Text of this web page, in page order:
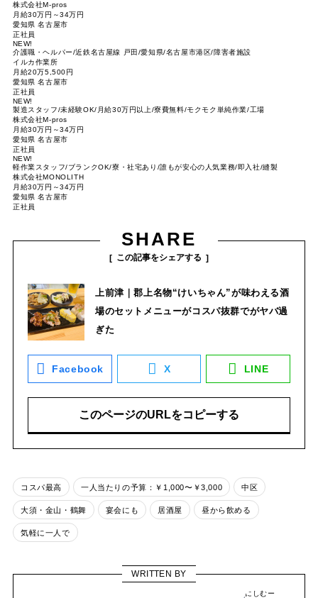
株式会社M-pros
月給30万円～34万円
愛知県 名古屋市
正社員
NEW!
介護職・ヘルパー/近鉄名古屋線 戸田/愛知県/名古屋市港区/障害者施設
イルカ作業所
月給20万5,500円
愛知県 名古屋市
正社員
NEW!
製造スタッフ/未経験OK/月給30万円以上/寮費無料/モクモク単純作業/工場
株式会社M-pros
月給30万円～34万円
愛知県 名古屋市
正社員
NEW!
軽作業スタッフ/ブランクOK/寮・社宅あり/誰もが安心の人気業務/即入社/縫製
株式会社MONOLITH
月給30万円～34万円
愛知県 名古屋市
正社員
SHARE
この記事をシェアする
上前津｜郡上名物“けいちゃん”が味わえる酒
場のセットメニューがコスパ抜群でがヤバ過
ぎた
Facebook X LINE
このページのURLをコピーする
コスパ最高 一人当たりの予算：￥1,000〜￥3,000 中区
大須・金山・鶴舞 宴会にも 居酒屋 昼から飲める
気軽に一人で
WRITTEN BY